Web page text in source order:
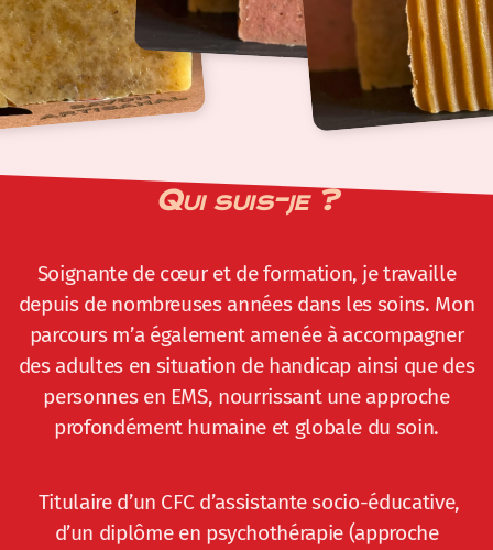
Qui suis-je ?
Soignante de cœur et de formation, je travaille
depuis de nombreuses années dans les soins. Mon
parcours m’a également amenée à accompagner
des adultes en situation de handicap ainsi que des
personnes en EMS, nourrissant une approche
profondément humaine et globale du soin.
Titulaire d’un CFC d’assistante socio-éducative,
d’un diplôme en psychothérapie (approche